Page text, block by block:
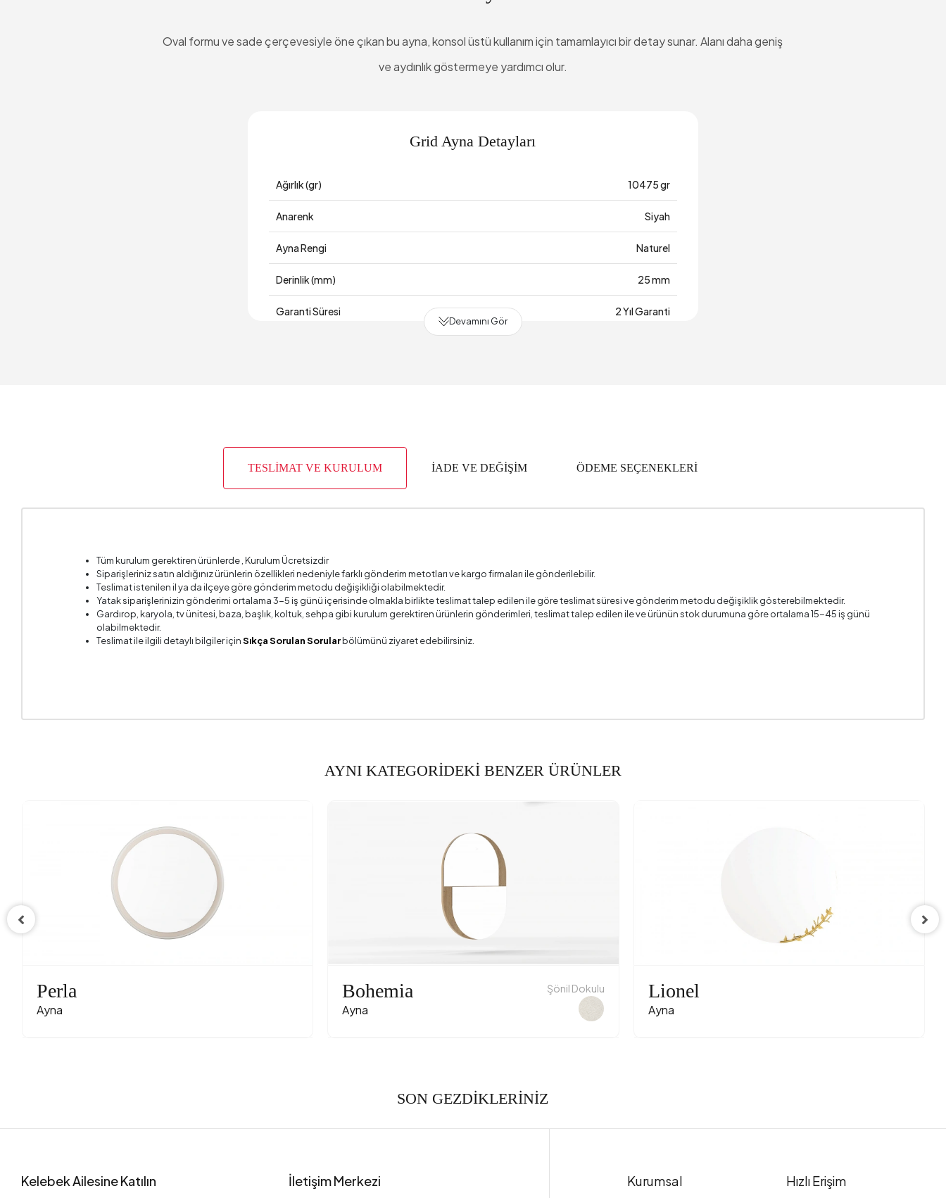
Oval formu ve sade çerçevesiyle öne çıkan bu ayna, konsol üstü kullanım için tamamlayıcı bir detay sunar. Alanı daha geniş
ve aydınlık göstermeye yardımcı olur.
Grid Ayna Detayları
Ağırlık (gr) 10475 gr
Anarenk Siyah
Ayna Rengi Naturel
Derinlik (mm) 25 mm
Garanti Süresi 2 Yıl Garanti
Yükseklik (mm) 776 mm
Devamını Gör
TESLİMAT VE KURULUM İADE VE DEĞİŞİM ÖDEME SEÇENEKLERİ
Tüm kurulum gerektiren ürünlerde , Kurulum Ücretsizdir
Siparişleriniz satın aldığınız ürünlerin özellikleri nedeniyle farklı gönderim metotları ve kargo firmaları ile gönderilebilir.
Teslimat istenilen il ya da ilçeye göre gönderim metodu değişikliği olabilmektedir.
Yatak siparişlerinizin gönderimi ortalama 3-5 iş günü içerisinde olmakla birlikte teslimat talep edilen ile göre teslimat süresi ve gönderim metodu değişiklik gösterebilmektedir.
Gardırop, karyola, tv ünitesi, baza, başlık, koltuk, sehpa gibi kurulum gerektiren ürünlerin gönderimleri, teslimat talep edilen ile ve ürünün stok durumuna göre ortalama 15-45 iş günü
olabilmektedir.
Teslimat ile ilgili detaylı bilgiler içinSıkça Sorulan Sorularbölümünü ziyaret edebilirsiniz.
AYNI KATEGORİDEKİ BENZER ÜRÜNLER
Perla
Ayna
Bohemia
Ayna
Şönil Dokulu Lionel
Ayna
SON GEZDİKLERİNİZ
Kelebek Ailesine Katılın İletişim Merkezi Kurumsal Hızlı Erişim